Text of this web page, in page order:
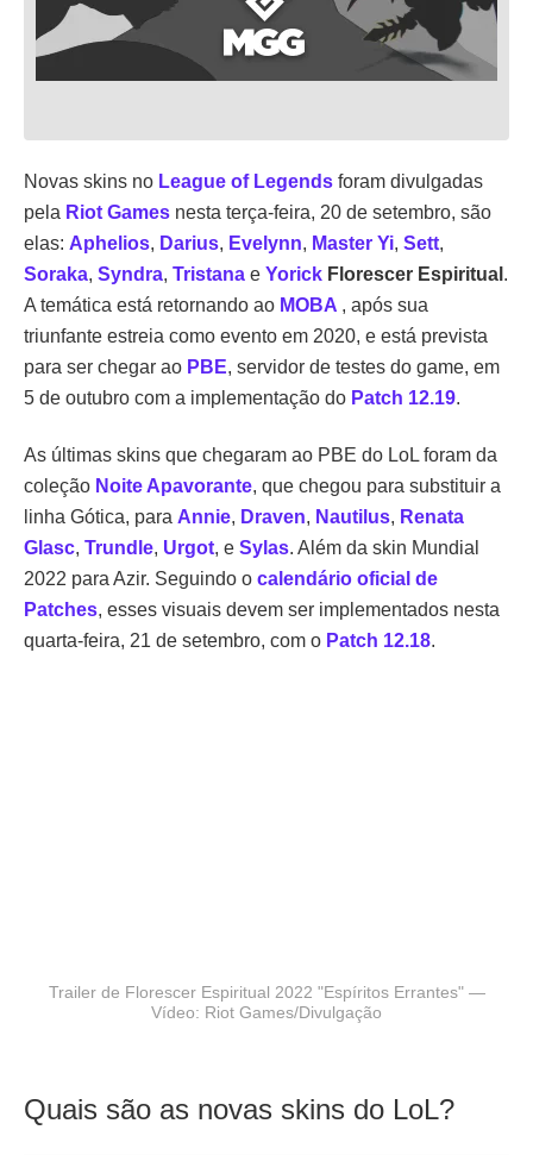
Novas skins no League of Legends foram divulgadas
pela Riot Games nesta terça-feira, 20 de setembro, são
elas: Aphelios, Darius, Evelynn, Master Yi, Sett,
Soraka, Syndra, Tristana e Yorick Florescer Espiritual .
A temática está retornando ao MOBA , após sua
triunfante estreia como evento em 2020, e está prevista
para ser chegar ao PBE, servidor de testes do game, em
5 de outubro com a implementação do Patch 12.19.
As últimas skins que chegaram ao PBE do LoL foram da
coleção Noite Apavorante, que chegou para substituir a
linha Gótica, para Annie, Draven, Nautilus, Renata
Glasc, Trundle, Urgot, e Sylas. Além da skin Mundial
2022 para Azir. Seguindo o calendário oficial de
Patches, esses visuais devem ser implementados nesta
quarta-feira, 21 de setembro, com o Patch 12.18.
Trailer de Florescer Espiritual 2022 "Espíritos Errantes" —
Vídeo: Riot Games/Divulgação
Quais são as novas skins do LoL?